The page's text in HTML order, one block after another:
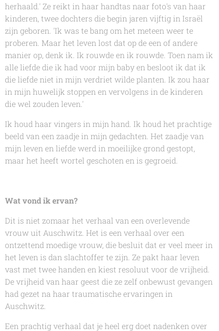
herhaald.' Ze reikt in haar handtas naar foto's van haar
kinderen, twee dochters die begin jaren vijftig in Israël
zijn geboren. 'Ik was te bang om het meteen weer te
proberen. Maar het leven lost dat op de een of andere
manier op, denk ik. Ik rouwde en ik rouwde. Toen nam ik
alle liefde die ik had voor mijn baby en besloot ik dat ik
die liefde niet in mijn verdriet wilde planten. Ik zou haar
in mijn huwelijk stoppen en vervolgens in de kinderen
die wel zouden leven.'
Ik houd haar vingers in mijn hand. Ik houd het prachtige
beeld van een zaadje in mijn gedachten. Het zaadje van
mijn leven en liefde werd in moeilijke grond gestopt,
maar het heeft wortel geschoten en is gegroeid.
Wat vond ik ervan?
Dit is niet zomaar het verhaal van een overlevende
vrouw uit Auschwitz. Het is een verhaal over een
ontzettend moedige vrouw, die besluit dat er veel meer in
het leven is dan slachtoffer te zijn. Ze pakt haar leven
vast met twee handen en kiest resoluut voor de vrijheid.
De vrijheid van haar geest die ze zelf onbewust gevangen
had gezet na haar traumatische ervaringen in
Auschwitz.
Een prachtig verhaal dat je heel erg doet nadenken over